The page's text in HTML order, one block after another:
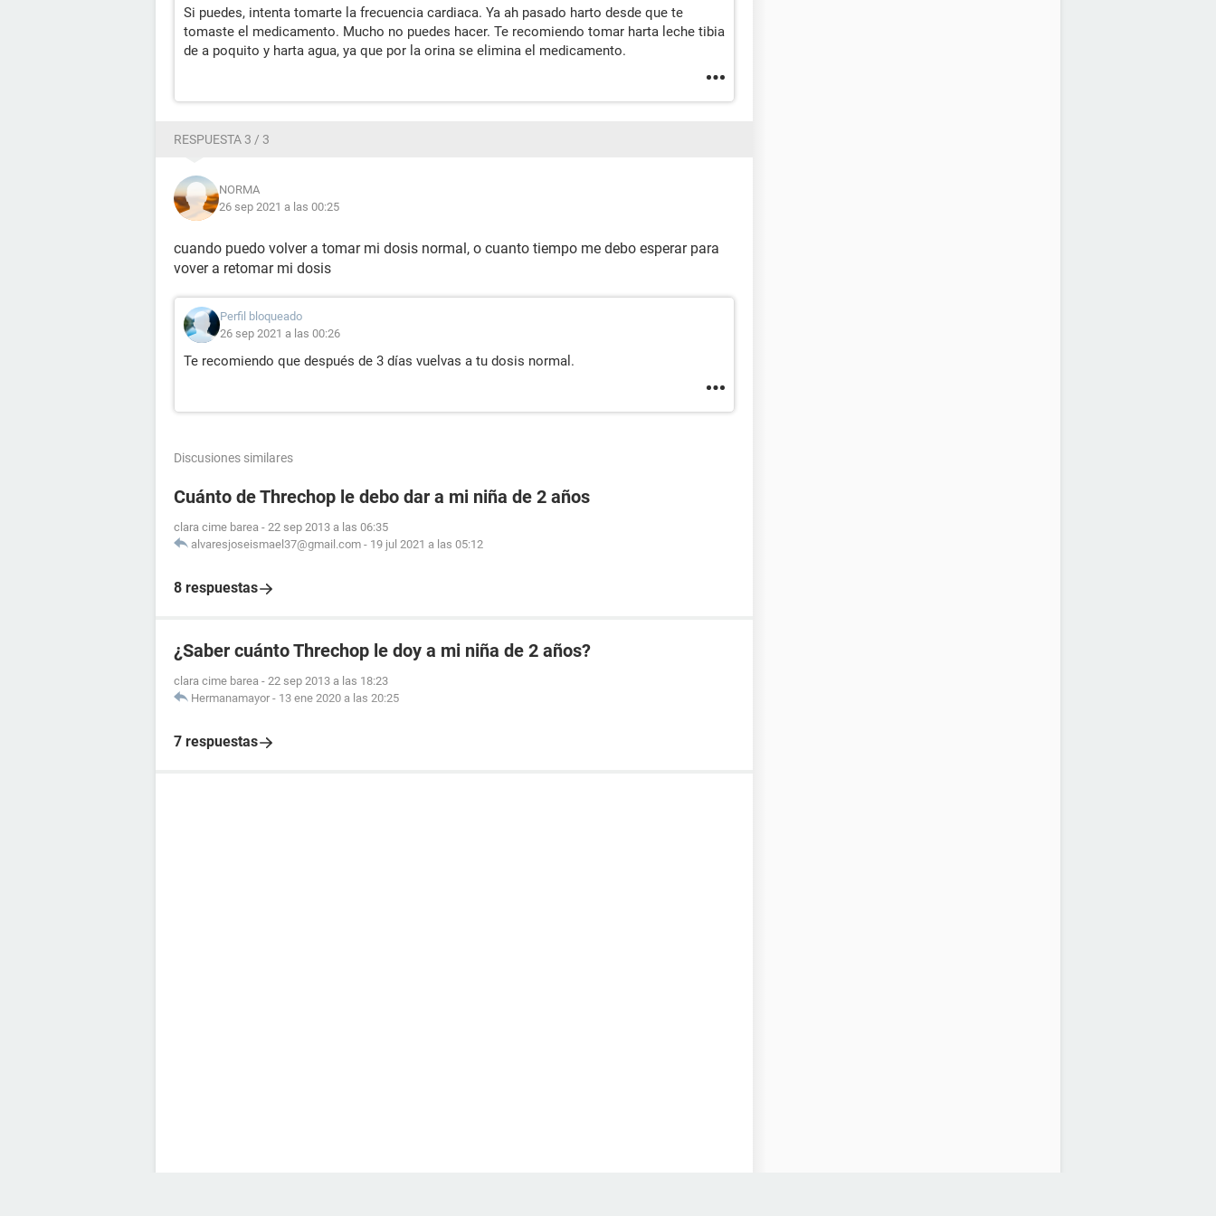
Si puedes, intenta tomarte la frecuencia cardiaca. Ya ah pasado harto desde que te
tomaste el medicamento. Mucho no puedes hacer. Te recomiendo tomar harta leche tibia
de a poquito y harta agua, ya que por la orina se elimina el medicamento.
RESPUESTA 3 / 3
NORMA
26 sep 2021 a las 00:25
cuando puedo volver a tomar mi dosis normal, o cuanto tiempo me debo esperar para
vover a retomar mi dosis
Perfil bloqueado
26 sep 2021 a las 00:26
Te recomiendo que después de 3 días vuelvas a tu dosis normal.
Discusiones similares
Cuánto de Threchop le debo dar a mi niña de 2 años
clara cime barea - 22 sep 2013 a las 06:35
alvaresjoseismael37@gmail.com - 19 jul 2021 a las 05:12
8 respuestas
¿Saber cuánto Threchop le doy a mi niña de 2 años?
clara cime barea - 22 sep 2013 a las 18:23
Hermanamayor - 13 ene 2020 a las 20:25
7 respuestas